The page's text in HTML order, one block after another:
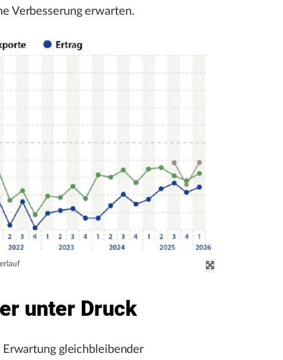
Verbesserung erwarten.
unter Druck
gleichbleibender